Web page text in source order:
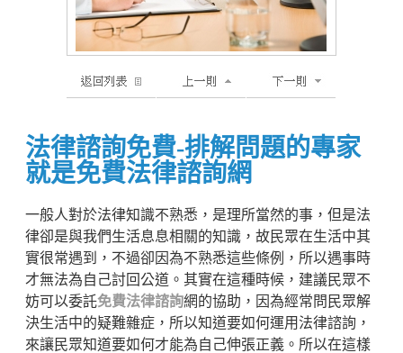
法律諮詢免費-排解問題的專家
就是免費法律諮詢網
一般人對於法律知識不熟悉，是理所當然的事，但是法
律卻是與我們生活息息相關的知識，故民眾在生活中其
實很常遇到，不過卻因為不熟悉這些條例，所以遇事時
才無法為自己討回公道。其實在這種時候，建議民眾不
妨可以委託免費法律諮詢網的協助，因為經常問民眾解
決生活中的疑難雜症，所以知道要如何運用法律諮詢，
來讓民眾知道要如何才能為自己伸張正義。所以在這樣